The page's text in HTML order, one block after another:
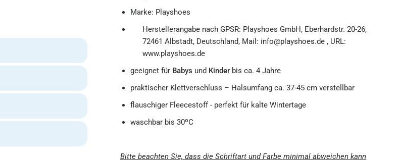
Marke: Playshoes
Herstellerangabe nach GPSR: Playshoes GmbH, Eberhardstr. 20-26,
72461 Albstadt, Deutschland, Mail: info@playshoes.de , URL:
www.playshoes.de
geeignet für Babys und Kinder bis ca. 4 Jahre
praktischer Klettverschluss – Halsumfang ca. 37-45 cm verstellbar
flauschiger Fleecestoff - perfekt für kalte Wintertage
waschbar bis 30ºC
Bitte beachten Sie, dass die Schriftart und Farbe minimal abweichen kann